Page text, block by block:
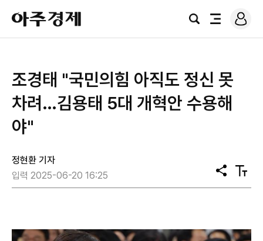
아
주
경
검
전
로
그
조경태 "국민의힘 아직도 정신 못
차려…김용태 5대 개혁안 수용해
야"
정현환 기자
입력 2025-06-20 16:25
공
유
텍
스